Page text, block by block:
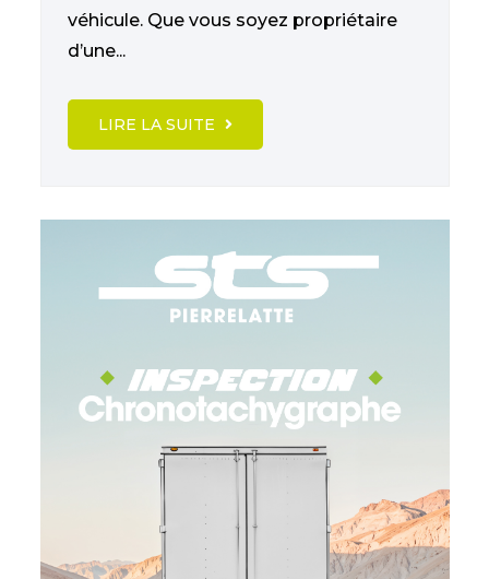
véhicule. Que vous soyez propriétaire
d’une...
LIRE LA SUITE